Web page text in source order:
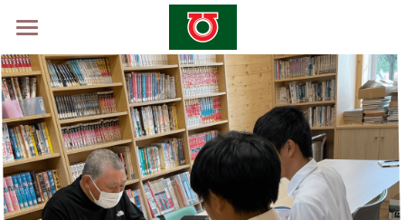
ホーム
学校概要
山村留学制度
山村留学体験会2026 -秋-